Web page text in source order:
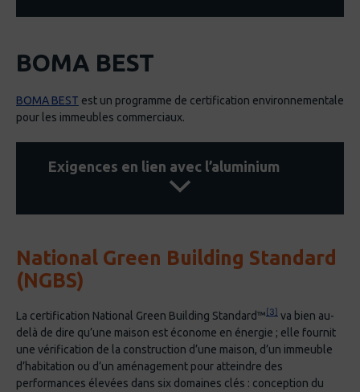
légères.
04 Déplacement
Encouragement d’utilisation de vélos en
aluminium.
Favoriser les routes piétonnières en
incorporant un design innovant avec
l’aluminium.
Énergie
06 Énergie positive nette
Utilisation de panneaux solaires avec un
profilé en aluminium.
Santé et bien-être
07 Environnement civilisé
BOMA BEST
BOMA BEST est un programme de certification environnementale
pour les immeubles commerciaux.
Exigences en lien avec l’aluminium
ENERGY STAR en utilisant l’aluminium dans
les murs rideaux, les fenêtres, les pares
Matières résiduelles : réutiliser l’aluminium
ou le recycler. D’ailleurs, le recyclage de
l’aluminium ne requiert que 5 % d’énergie
nécessaire pour produire la même quantité
National Green Building Standard
(NGBS)
La certification National Green Building Standard™ [3]
va bien au-
delà de dire qu’une maison est économe en énergie ; elle fournit
une vérification de la construction d’une maison, d’un immeuble
d’habitation ou d’un aménagement pour atteindre des
performances élevées dans six domaines clés : conception du